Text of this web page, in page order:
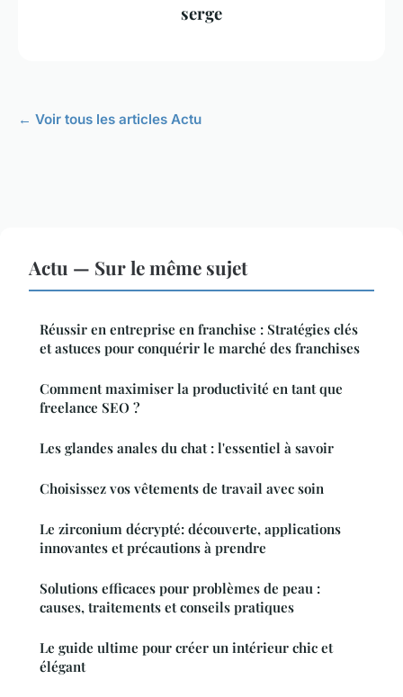
serge
← Voir tous les articles Actu
Actu — Sur le même sujet
Réussir en entreprise en franchise : Stratégies clés
et astuces pour conquérir le marché des franchises
Comment maximiser la productivité en tant que
freelance SEO ?
Les glandes anales du chat : l'essentiel à savoir
Choisissez vos vêtements de travail avec soin
Le zirconium décrypté: découverte, applications
innovantes et précautions à prendre
Solutions efficaces pour problèmes de peau :
causes, traitements et conseils pratiques
Le guide ultime pour créer un intérieur chic et
élégant